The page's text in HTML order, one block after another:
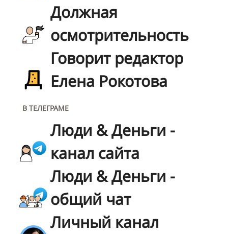
Должная
осмотрительность
Говорит редактор
Елена Рокотова
В ТЕЛЕГРАМЕ
Люди & Деньги -
канал сайта
Люди & Деньги -
общий чат
Личный канал